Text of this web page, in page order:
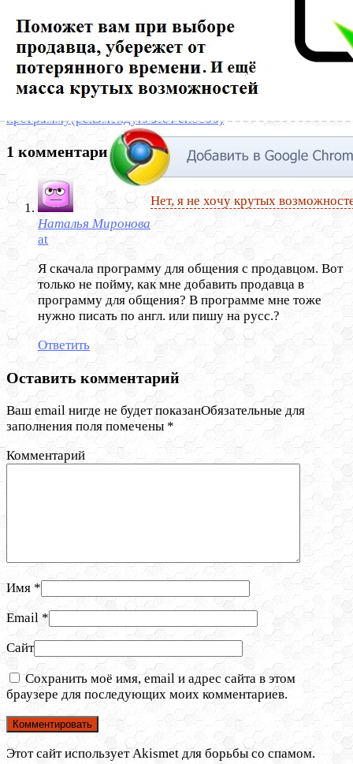
ПредыдущийСписок желаний и избранных магазинов на
aliexpress
программу(рекомендую этот способ)
1 комментарий
Наталья Миронова
at
Я скачала программу для общения с продавцом. Вот
только не пойму, как мне добавить продавца в
программу для общения? В программе мне тоже
нужно писать по англ. или пишу на русс.?
Ответить
Оставить комментарий
Ваш email нигде не будет показанОбязательные для
заполнения поля помечены *
Комментарий
Имя *
Email *
Сайт
Сохранить моё имя, email и адрес сайта в этом
браузере для последующих моих комментариев.
Этот сайт использует Akismet для борьбы со спамом.
Нет, я не хочу крутых